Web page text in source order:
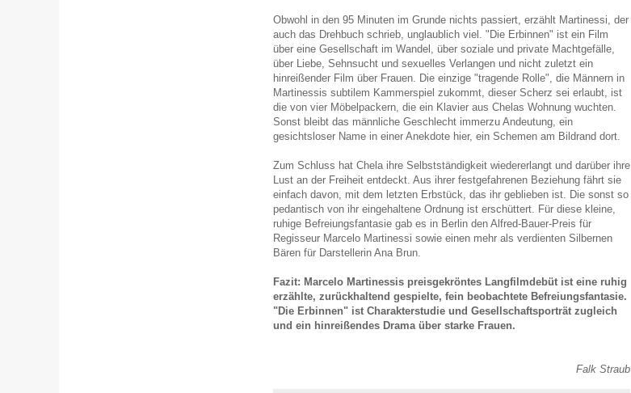
Obwohl in den 95 Minuten im Grunde nichts passiert, erzählt Martinessi, der
auch das Drehbuch schrieb, unglaublich viel. "Die Erbinnen" ist ein Film
über eine Gesellschaft im Wandel, über soziale und private Machtgefälle,
über Liebe, Sehnsucht und sexuelles Verlangen und nicht zuletzt ein
hinreißender Film über Frauen. Die einzige "tragende Rolle", die Männern in
Martinessis subtilem Kammerspiel zukommt, dieser Scherz sei erlaubt, ist
die von vier Möbelpackern, die ein Klavier aus Chelas Wohnung wuchten.
Sonst bleibt das männliche Geschlecht immerzu Andeutung, ein
gesichtsloser Name in einer Anekdote hier, ein Schemen am Bildrand dort.
Zum Schluss hat Chela ihre Selbstständigkeit wiedererlangt und darüber ihre
Lust an der Freiheit entdeckt. Aus ihrer festgefahrenen Beziehung fährt sie
einfach davon, mit dem letzten Erbstück, das ihr geblieben ist. Die sonst so
pedantisch von ihr eingehaltene Ordnung ist erschüttert. Für diese kleine,
ruhige Befreiungsfantasie gab es in Berlin den Alfred-Bauer-Preis für
Regisseur Marcelo Martinessi sowie einen mehr als verdienten Silbernen
Bären für Darstellerin Ana Brun.
Fazit: Marcelo Martinessis preisgekröntes Langfilmdebüt ist eine ruhig
erzählte, zurückhaltend gespielte, fein beobachtete Befreiungsfantasie.
"Die Erbinnen" ist Charakterstudie und Gesellschaftsporträt zugleich
und ein hinreißendes Drama über starke Frauen.
Falk Straub